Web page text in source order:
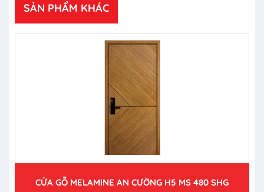
SẢN PHẨM KHÁC
CỬA GỖ MELAMINE AN CƯỜNG H5 MS 480 SHG